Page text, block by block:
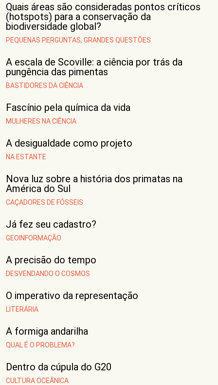
Quais áreas são consideradas pontos críticos
(hotspots) para a conservação da
biodiversidade global?
PEQUENAS PERGUNTAS, GRANDES QUESTÕES
A escala de Scoville: a ciência por trás da
pungência das pimentas
BASTIDORES DA CIÊNCIA
Fascínio pela química da vida
MULHERES NA CIÊNCIA
A desigualdade como projeto
NA ESTANTE
Nova luz sobre a história dos primatas na
América do Sul
CAÇADORES DE FÓSSEIS
Já fez seu cadastro?
GEOINFORMAÇÃO
A precisão do tempo
DESVENDANDO O COSMOS
O imperativo da representação
LITERÁRIA
A formiga andarilha
QUAL É O PROBLEMA?
Dentro da cúpula do G20
CULTURA OCEÂNICA